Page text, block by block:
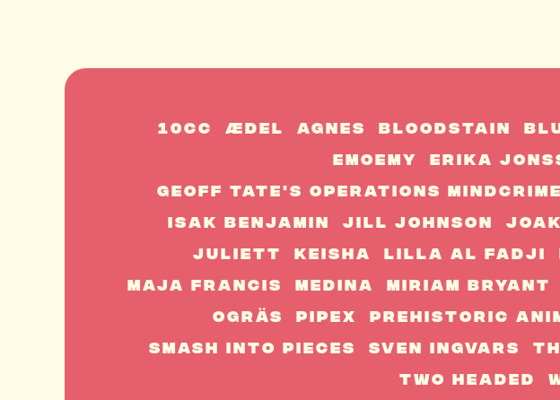
10cc ÆDEL Agnes Bloodstain
EmoEmy
Erika
Geoff Tate's Operations
Isak Benjamin
Jill Johnson
Juliett
Keisha Lilla Al Fadji
Maja Francis
Medina Miriam Bryant
Ogräs
Pipex PreHistoric
Smash Into Pieces
Sven Ingvars
Two Headed